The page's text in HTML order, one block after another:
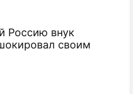
Россию внук
своим